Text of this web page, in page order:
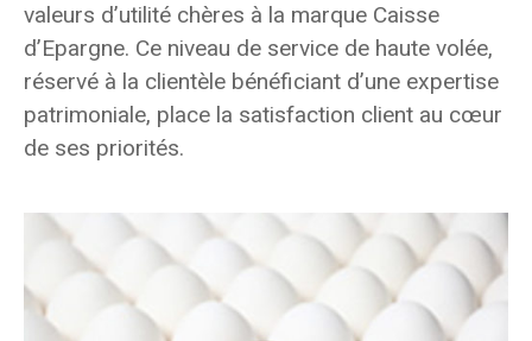
valeurs d’utilité chères à la marque Caisse
d’Epargne. Ce niveau de service de haute volée,
réservé à la clientèle bénéficiant d’une expertise
patrimoniale, place la satisfaction client au cœur
de ses priorités.